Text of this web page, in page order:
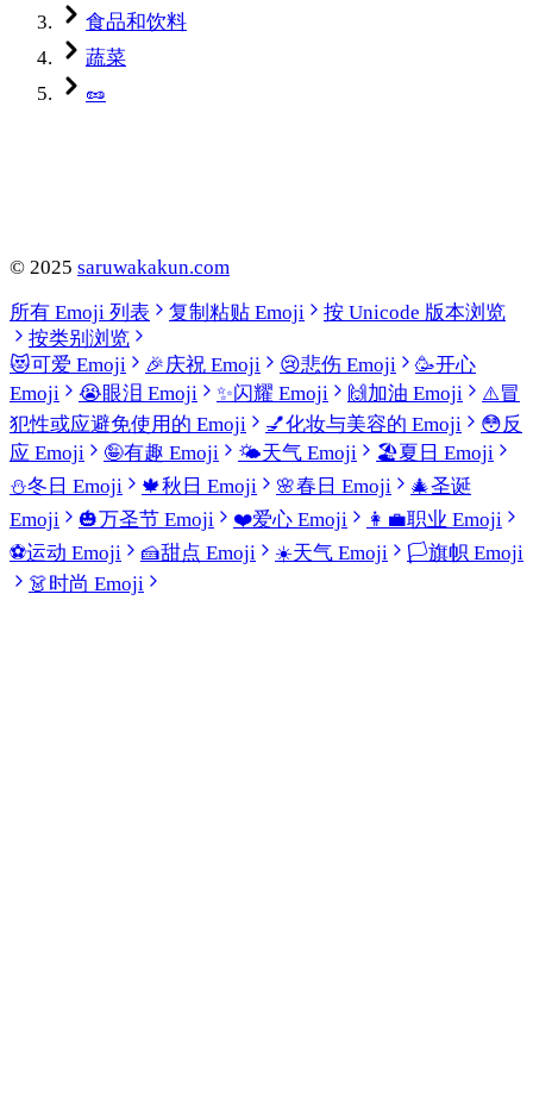
食品和饮料
蔬菜
🥜
© 2025 saruwakakun.com
所有 Emoji 列表
复制粘贴 Emoji
按 Unicode 版本浏览
按类别浏览
😻可爱 Emoji 🎉庆祝 Emoji 😢悲伤 Emoji 🥳开心
Emoji
😭眼泪 Emoji ✨闪耀 Emoji 🙌加油 Emoji ⚠️冒
犯性或应避免使用的 Emoji
💅化妆与美容的 Emoji 😳反
应 Emoji
🤪有趣 Emoji 🌤️天气 Emoji 🏖️夏日 Emoji
⛄冬日 Emoji 🍁秋日 Emoji 🌸春日 Emoji 🎄圣诞
Emoji
🎃万圣节 Emoji ❤️爱心 Emoji 👩‍💼职业 Emoji
⚽运动 Emoji 🍰甜点 Emoji ☀️天气 Emoji 🏳️旗帜 Emoji
👗时尚 Emoji